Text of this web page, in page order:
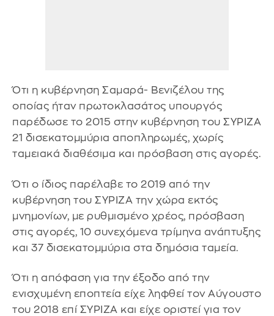
Ότι η κυβέρνηση Σαμαρά- Βενιζέλου της
οποίας ήταν πρωτοκλασάτος υπουργός
παρέδωσε το 2015 στην κυβέρνηση του ΣΥΡΙΖΑ
21 δισεκατομμύρια αποπληρωμές, χωρίς
ταμειακά διαθέσιμα και πρόσβαση στις αγορές.
Ότι ο ίδιος παρέλαβε το 2019 από την
κυβέρνηση του ΣΥΡΙΖΑ την χώρα εκτός
μνημονίων, με ρυθμισμένο χρέος, πρόσβαση
στις αγορές, 10 συνεχόμενα τρίμηνα ανάπτυξης
και 37 δισεκατομμύρια στα δημόσια ταμεία.
Ότι η απόφαση για την έξοδο από την
ενισχυμένη εποπτεία είχε ληφθεί τον Αύγουστο
του 2018 επί ΣΥΡΙΖΑ και είχε οριστεί για τον